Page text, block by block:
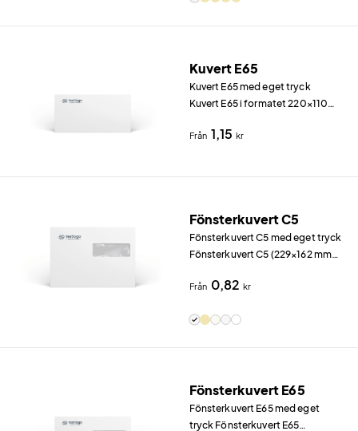
Kuvert E65
Kuvert E65 med eget tryck
Kuvert E65 i formatet 220×110
kuverten för brev, fakturor och
Från 1,15 kr
Fönsterkuvert C5
Fönsterkuvert C5 med eget tryck
Fönsterkuvert C5 (229×162 mm)
där mottagarens adress syns
Från 0,82 kr
Fönsterkuvert E65
Fönsterkuvert E65 med eget
tryck Fönsterkuvert E65